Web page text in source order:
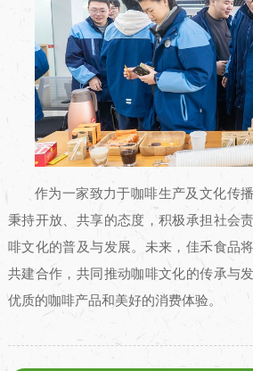
作为一家致力于咖啡生产及文化传
秉持开放、共享的态度，积极承担社会
啡文化的普及与发展。未来，佳禾食品
共建合作，共同推动咖啡文化的传承与
优质的咖啡产品和美好的消费体验。